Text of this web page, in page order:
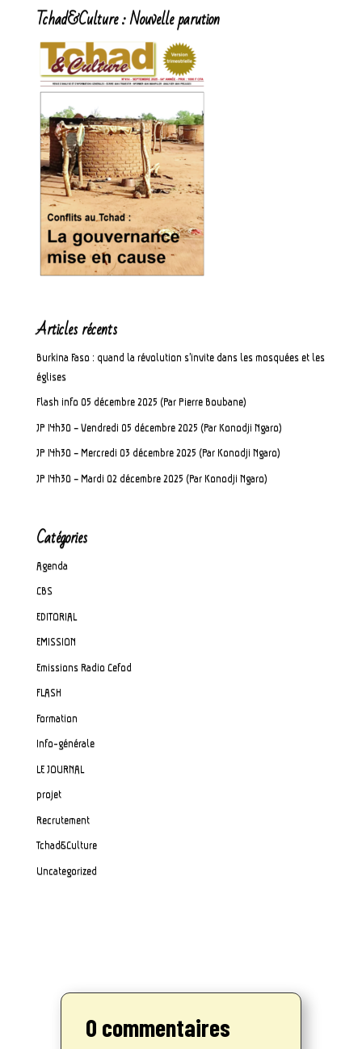
Tchad&Culture : Nouvelle parution
Articles récents
Burkina Faso : quand la révolution s’invite dans les mosquées et les
églises
Flash info 05 décembre 2025 (Par Pierre Boubane)
JP 14h30 – Vendredi 05 décembre 2025 (Par Konodji Ngaro)
JP 14h30 – Mercredi 03 décembre 2025 (Par Konodji Ngaro)
JP 14h30 – Mardi 02 décembre 2025 (Par Konodji Ngaro)
Catégories
Agenda
CBS
EDITORIAL
EMISSION
Emissions Radio Cefod
FLASH
Formation
Info-générale
LE JOURNAL
projet
Recrutement
Tchad&Culture
Uncategorized
0 commentaires